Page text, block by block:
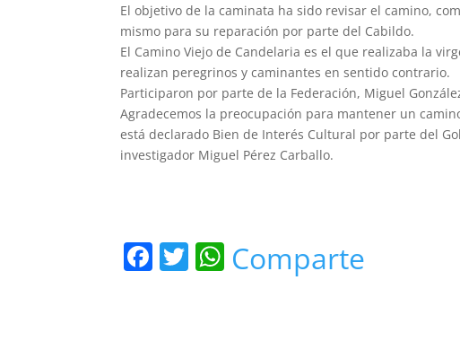
El objetivo de la caminata ha sido revisar el camino,
mismo para su reparación por parte del Cabildo.
El Camino Viejo de Candelaria es el que realizaba la
realizan peregrinos y caminantes en sentido contrario.
Participaron por parte de la Federación, Miguel
Agradecemos la preocupación para mantener un
está declarado Bien de Interés Cultural por parte del
investigador Miguel Pérez Carballo.
F T W
Comparte